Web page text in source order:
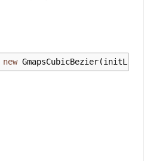
newGmapsCubicBezier(initLat